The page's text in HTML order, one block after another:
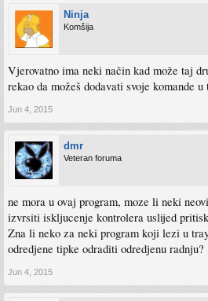
Ninja
Komšija
Vjerovatno ima neki način kad može taj
rekao da možeš dodavati svoje komande
Jun 4, 2015
dmr
Veteran foruma
ne mora u ovaj program, moze li neki
izvrsiti iskljucenje kontrolera uslijed
Zna li neko za neki program koji lezi u
odredjene tipke odraditi odredjenu radnju?
Jun 4, 2015